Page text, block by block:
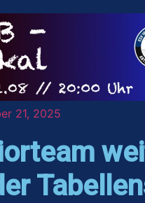
21, 2025